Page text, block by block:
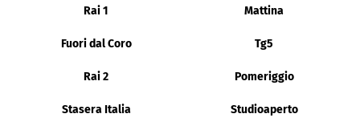
Rai 1 Mattina
Fuori dal Coro Tg5
Rai 2 Pomeriggio
Stasera Italia Studioaperto